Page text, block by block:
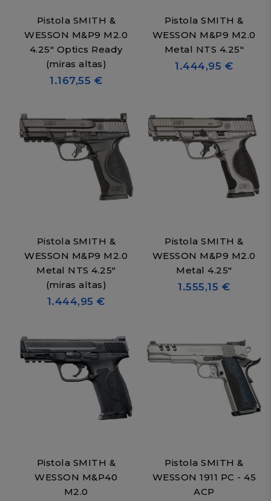
Pistola SMITH &
WESSON M&P9 M2.0
4.25" Optics Ready
(miras altas)
1.167,55 €
Pistola SMITH &
WESSON M&P9 M2.0
Metal NTS 4.25"
1.444,95 €
Pistola SMITH &
WESSON M&P9 M2.0
Metal NTS 4.25"
(miras altas)
1.444,95 €
Pistola SMITH &
WESSON M&P9 M2.0
Metal 4.25"
1.555,15 €
Pistola SMITH &
WESSON M&P40
M2.0
Pistola SMITH &
WESSON 1911 PC - 45
ACP